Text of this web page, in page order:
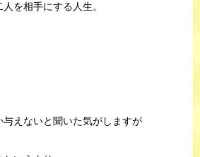
を相手にする人生。
えないと聞いた気がしますが